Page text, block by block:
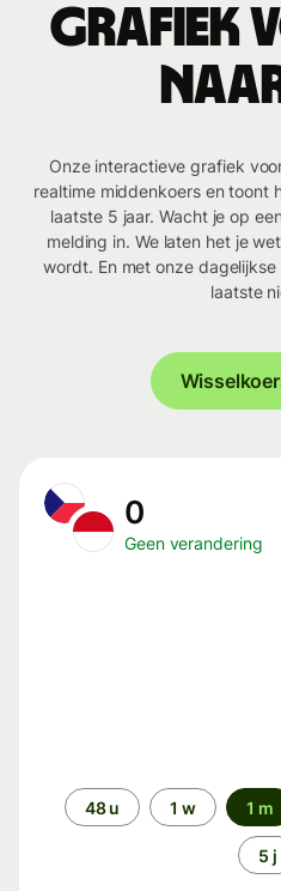
Grafiek
Onze interactieve grafiek
realtime middenkoers en toont
laatste 5 jaar. Wacht je op
melding in. We laten het je
wordt. En met onze
laatste
0
Geen verandering
Periode48 u 1 w 1 m
5 j